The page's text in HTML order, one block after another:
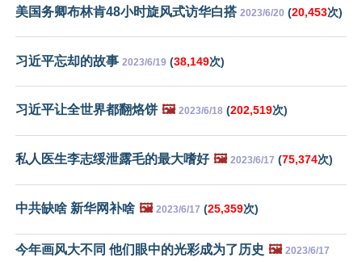
美国务卿布林肯48小时旋风式访华白搭 2023/6/20 (20,453次)
习近平忘却的故事 2023/6/19 (38,149次)
习近平让全世界都翻烙饼 🖼️ 2023/6/18 (202,519次)
私人医生李志绥泄露毛的最大嗜好 🖼️ 2023/6/17 (75,374次)
中共缺啥 新华网补啥 🖼️ 2023/6/17 (25,359次)
今年画风大不同 他们眼中的光彩成为了历史 🖼️ 2023/6/17